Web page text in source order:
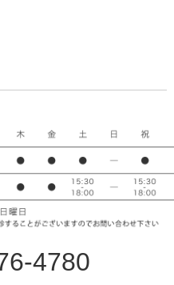
4780